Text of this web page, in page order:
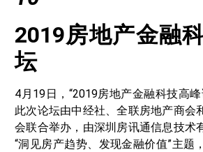
2019房地产金融
坛
4月19日，“2019房地产金融科技高峰
此次论坛由中经社、全联房地产商会
会联合举办，由深圳房讯通信息技术
“洞见房产趋势、发现金融价值”主题